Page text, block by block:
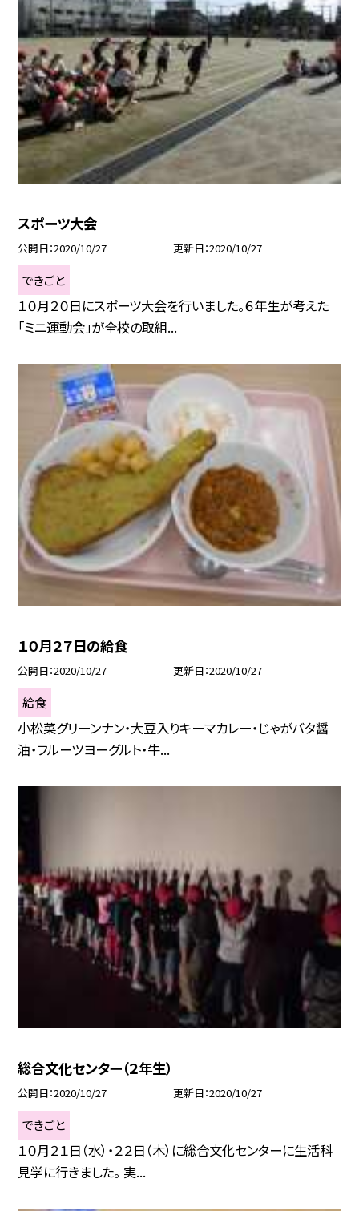
スポーツ大会
公開日 2020/10/27 更新日 2020/10/27
できごと
１０月２０日にスポーツ大会を行いました。６年生が考えた
「ミニ運動会」が全校の取組...
１０月２７日の給食
公開日 2020/10/27 更新日 2020/10/27
給食
小松菜グリーンナン・大豆入りキーマカレー・じゃがバタ醤
油・フルーツヨーグルト・牛...
総合文化センター（２年生）
公開日 2020/10/27 更新日 2020/10/27
できごと
１０月２１日（水）・２２日（木）に総合文化センターに生活科
見学に行きました。 実...